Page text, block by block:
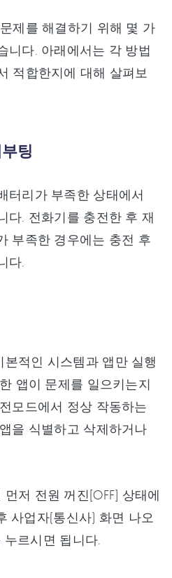
제를 해결하기 위해 몇 가
니다. 아래에서는 각 방법
적합한지에 대해 살펴보
팅
터리가 부족한 상태에서
다. 전화기를 충전한 후 재
부족한 경우에는 충전 후
다.
적인 시스템과 앱만 실행
앱이 문제를 일으키는지
모드에서 정상 작동하는
을 식별하고 삭제하거나
저 전원 꺼진[OFF] 상태에
사업자(통신사) 화면 나오
르시면 됩니다.